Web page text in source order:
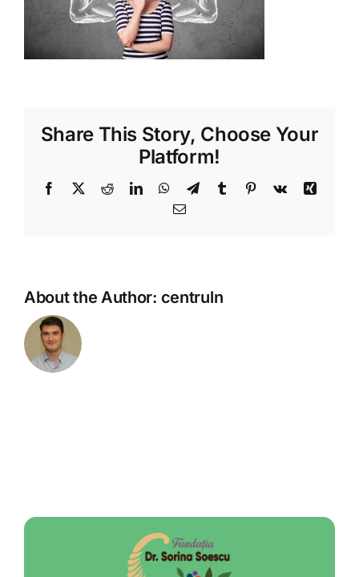
Shop
Tratamente naturale
Share This Story, Choose Your
Platform!
Facebook
X RedditLinkedInWhatsApp
TelegramTumblr Pinterest
Vk
Xing
Email
About the Author: centruln